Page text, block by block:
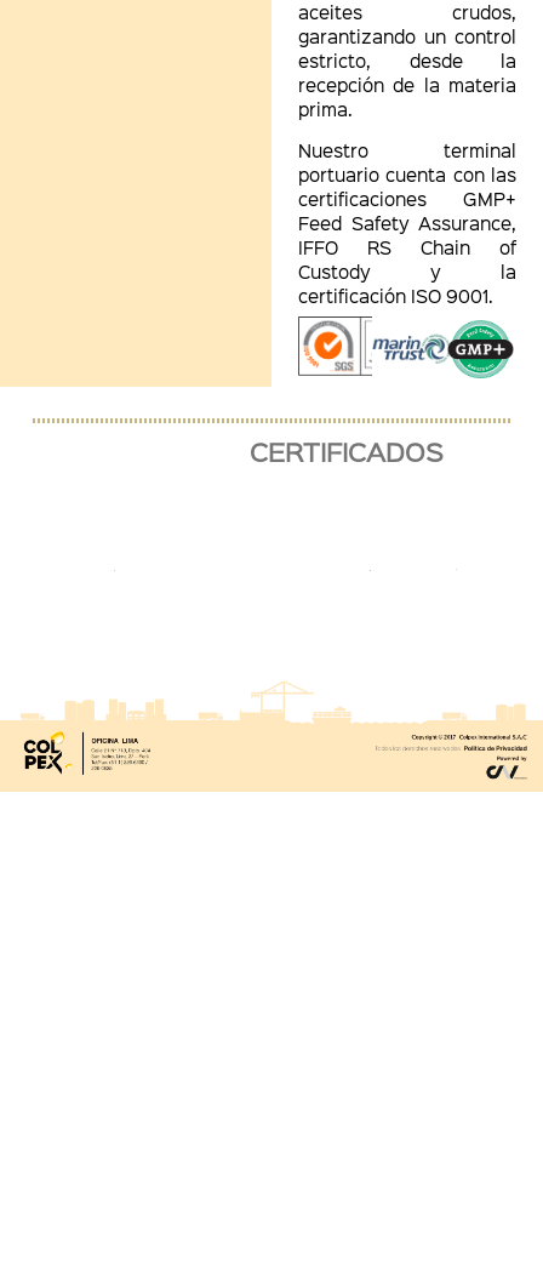
aceites crudos,
garantizando un control
estricto, desde la
recepción de la materia
prima.
Nuestro terminal
portuario cuenta con las
certificaciones GMP+
Feed Safety Assurance,
IFFO RS Chain of
Custody y la
certificación ISO 9001.
CERTIFICADOS